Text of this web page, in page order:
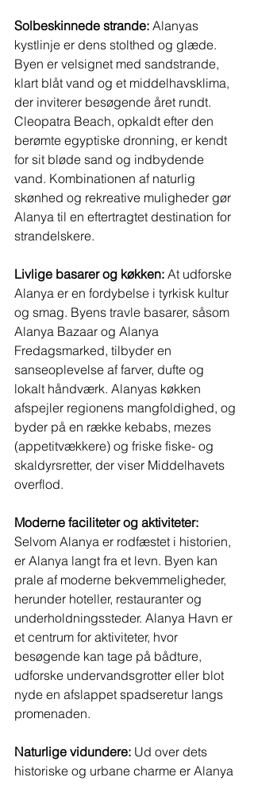
Solbeskinnede strande: Alanyas
kystlinje er dens stolthed og glæde.
Byen er velsignet med sandstrande,
klart blåt vand og et middelhavsklima,
der inviterer besøgende året rundt.
Cleopatra Beach, opkaldt efter den
berømte egyptiske dronning, er kendt
for sit bløde sand og indbydende
vand. Kombinationen af naturlig
skønhed og rekreative muligheder gør
Alanya til en eftertragtet destination for
strandelskere.
Livlige basarer og køkken: At udforske
Alanya er en fordybelse i tyrkisk kultur
og smag. Byens travle basarer, såsom
Alanya Bazaar og Alanya
Fredagsmarked, tilbyder en
sanseoplevelse af farver, dufte og
lokalt håndværk. Alanyas køkken
afspejler regionens mangfoldighed, og
byder på en række kebabs, mezes
(appetitvækkere) og friske fiske- og
skaldyrsretter, der viser Middelhavets
overflod.
Moderne faciliteter og aktiviteter:
Selvom Alanya er rodfæstet i historien,
er Alanya langt fra et levn. Byen kan
prale af moderne bekvemmeligheder,
herunder hoteller, restauranter og
underholdningssteder. Alanya Havn er
et centrum for aktiviteter, hvor
besøgende kan tage på bådture,
udforske undervandsgrotter eller blot
nyde en afslappet spadseretur langs
promenaden.
Naturlige vidundere: Ud over dets
historiske og urbane charme er Alanya